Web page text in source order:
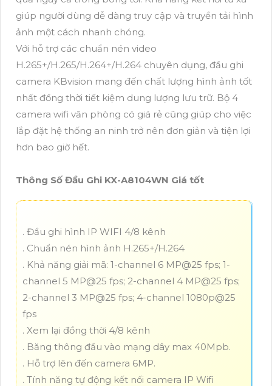
giúp người dùng dễ dàng truy cập và truyền tải hình
ảnh một cách nhanh chóng.
Với hỗ trợ các chuẩn nén video
H.265+/H.265/H.264+/H.264 chuyên dụng, đầu ghi
camera KBvision mang đến chất lượng hình ảnh tốt
nhất đồng thời tiết kiệm dung lượng lưu trữ. Bộ 4
camera wifi văn phòng có giá rẻ cũng giúp cho việc
lắp đặt hệ thống an ninh trở nên đơn giản và tiện lợi
hơn bao giờ hết.
Thông Số Đầu Ghi KX-A8104WN Giá tốt
. Đầu ghi hình IP WIFI 4/8 kênh
. Chuẩn nén hình ảnh H.265+/H.264
. Khả năng giải mã: 1-channel 6 MP@25 fps; 1-
channel 5 MP@25 fps; 2-channel 4 MP@25 fps;
2-channel 3 MP@25 fps; 4-channel 1080p@25
fps
. Xem lại đồng thời 4/8 kênh
. Băng thông đầu vào mạng dây max 40Mpb.
. Hỗ trợ lên đến camera 6MP.
. Tính năng tự động kết nối camera IP Wifi